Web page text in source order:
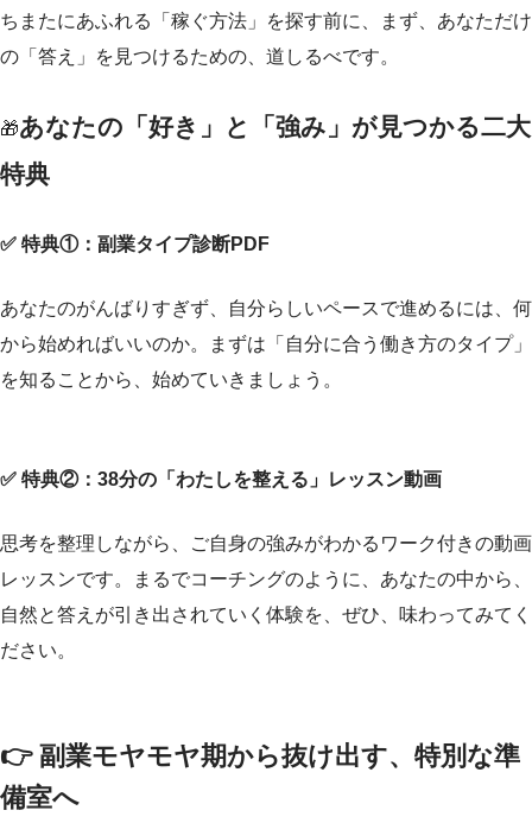
ちまたにあふれる「稼ぐ方法」を探す前に、まず、あなただけ
の「答え」を見つけるための、道しるべです。
🎁あなたの「好き」と「強み」が見つかる二大
特典
✅ 特典①：副業タイプ診断PDF
あなたのがんばりすぎず、自分らしいペースで進めるには、何
から始めればいいのか。まずは「自分に合う働き方のタイプ」
を知ることから、始めていきましょう。
✅ 特典②：38分の「わたしを整える」レッスン動画
思考を整理しながら、ご自身の強みがわかるワーク付きの動画
レッスンです。まるでコーチングのように、あなたの中から、
自然と答えが引き出されていく体験を、ぜひ、味わってみてく
ださい。
👉 副業モヤモヤ期から抜け出す、特別な準
備室へ